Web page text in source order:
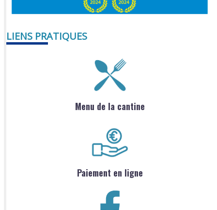
LIENS PRATIQUES
Menu de la cantine
Paiement en ligne